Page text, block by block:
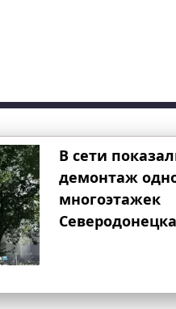
В сети
демонтаж
многоэтажек